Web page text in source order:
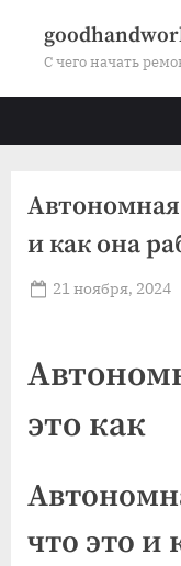
С чего начать
Автономная
и как она
Posted
21 ноября, 2024
это как
что это и